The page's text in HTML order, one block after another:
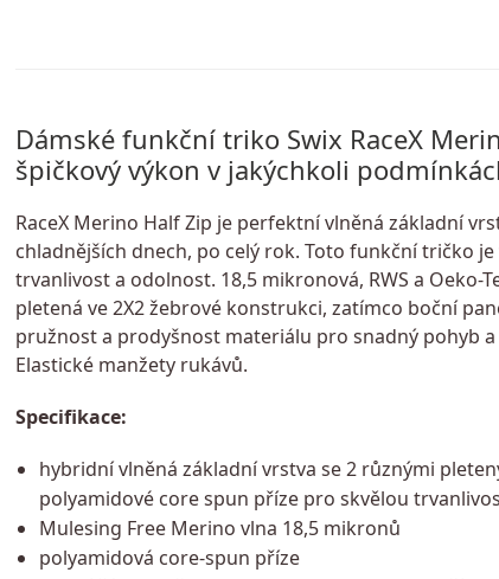
Dámské funkční triko Swix RaceX
špičkový výkon v jakýchkoli
RaceX Merino Half Zip je perfektní vlněná základní
chladnějších dnech, po celý rok. Toto funkční tričko
trvanlivost a odolnost. 18,5 mikronová, RWS a
pletená ve 2X2 žebrové konstrukci, zatímco boční
pružnost a prodyšnost materiálu pro snadný pohyb
Elastické manžety rukávů.
Specifikace:
hybridní vlněná základní vrstva se 2 různými
polyamidové core spun příze pro skvělou
Mulesing Free Merino vlna 18,5 mikronů
polyamidová core-spun příze